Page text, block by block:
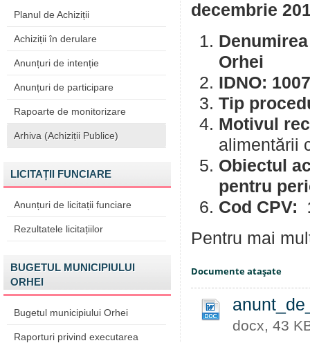
Planul de Achiziții
Achiziții în derulare
Anunțuri de intenție
Anunțuri de participare
Rapoarte de monitorizare
Arhiva (Achiziții Publice)
LICITAȚII FUNCIARE
Anunțuri de licitații funciare
Rezultatele licitațiilor
BUGETUL MUNICIPIULUI
ORHEI
Bugetul municipiului Orhei
Raporturi privind executarea
decembrie
Orhei
IDNO:
Tip
Motivul
alimentării
pentru
Cod CPV:
Pentru mai
Documente ataşate
docx, 43